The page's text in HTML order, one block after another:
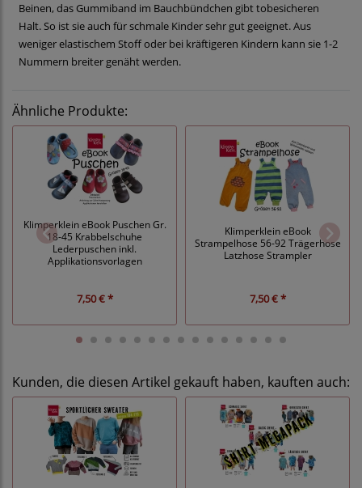
Beinen, das Gummiband im Bauchbündchen gibt tobesicheren
Halt. So ist sie auch für schmale Kinder sehr gut geeignet. Aus
weniger elastischem Stoff oder bei kräftigeren Kindern kann sie 1-2
Nummern breiter genäht werden.
Ähnliche Produkte:
Klimperklein eBook Puschen Gr.
18-45 Krabbelschuhe
Lederpuschen inkl.
Applikationsvorlagen
7,50 € *
Klimperklein eBook
Strampelhose 56-92 Trägerhose
Latzhose Strampler
7,50 € *
Kunden, die diesen Artikel gekauft haben, kauften auch: